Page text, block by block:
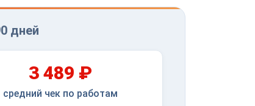
дней
3 489 ₽
средний чек по работам